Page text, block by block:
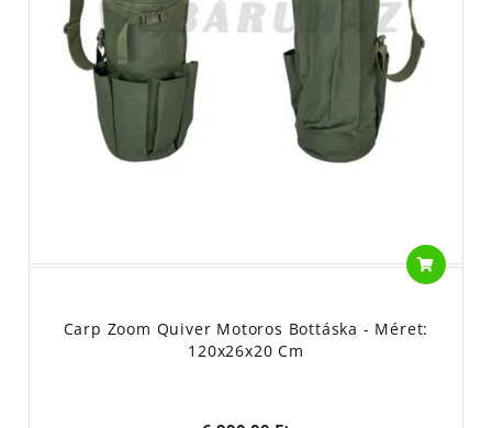
Carp Zoom Quiver Motoros Bottáska - Méret:
120x26x20 Cm